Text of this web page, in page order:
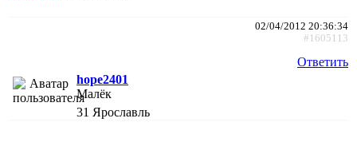
02/04/2012 20:36:34
#1605113
Ответить
hope2401
Малёк
31 Ярославль